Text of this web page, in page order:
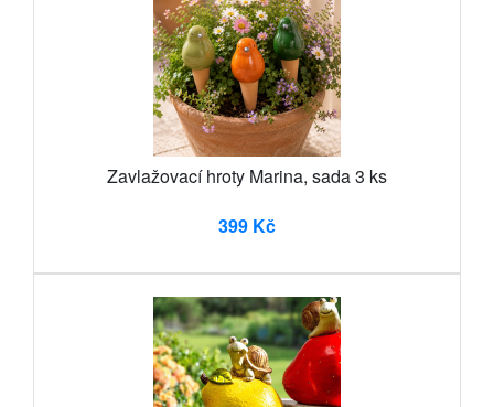
Zavlažovací hroty Marina, sada 3 ks
399 Kč